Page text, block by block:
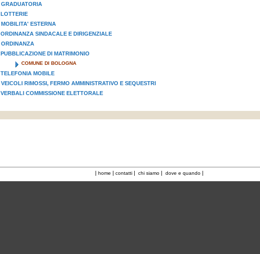
GRADUATORIA
LOTTERIE
MOBILITA' ESTERNA
ORDINANZA SINDACALE E DIRIGENZIALE
ORDINANZA
PUBBLICAZIONE DI MATRIMONIO
COMUNE DI BOLOGNA
TELEFONIA MOBILE
VEICOLI RIMOSSI, FERMO AMMINISTRATIVO E SEQUESTRI
VERBALI COMMISSIONE ELETTORALE
| home | contatti | chi siamo | dove e quando |